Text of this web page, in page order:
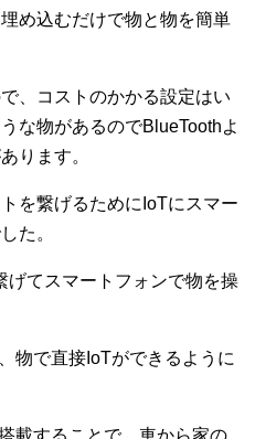
め込むだけで物と物を簡単
、コストのかかる設定はい
な物があるのでBlueToothよ
ります。
を繋げるためにIoTにスマー
た。
げてスマートフォンで物を操
物で直接IoTができるように
載することで、車から家の